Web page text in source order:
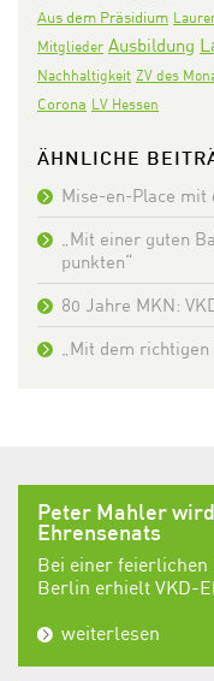
Aus dem Präsidium
Mitglieder Ausbildung
Nachhaltigkeit ZV des
Corona LV Hessen
ÄHNLICHE
Mise-en-Place mit
„Mit einer guten
punkten“
80 Jahre MKN:
„Mit dem
Peter Mahler
Ehrensenats
Bei einer
Berlin erhielt VKD-
weiterlesen